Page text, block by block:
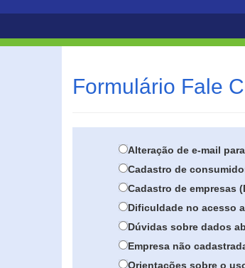
Formulário Fale
Alteração de e-mail
Cadastro de
Cadastro de empresas
Dificuldade no acesso
Dúvidas sobre dados
Empresa não
Orientações sobre o